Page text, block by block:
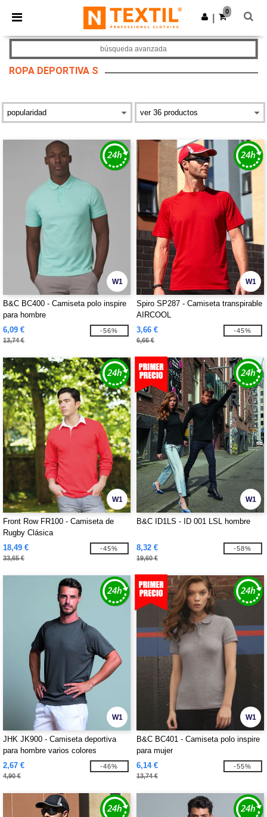
× App de Ntextil
¡Mejores precios en app!
Descargar app
0
ROPA DEPORTIVA S
búsqueda avanzada
W1
B&C BC400 - Camiseta polo inspire
para hombre
6,09 €
13,74 €
-56%
W1
Spiro SP287 - Camiseta transpirable
AIRCOOL
3,66 €
6,66 €
-45%
W1
Front Row FR100 - Camiseta de
Rugby Clásica
18,49 €
33,65 €
-45%
W1
B&C ID1LS - ID 001 LSL hombre
8,32 €
19,60 €
-58%
W1
JHK JK900 - Camiseta deportiva
para hombre varios colores
2,67 €
4,90 €
-46%
W1
B&C BC401 - Camiseta polo inspire
para mujer
6,14 €
13,74 €
-55%